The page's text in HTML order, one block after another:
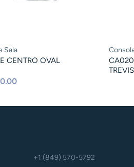
Sala
CENTRO OVAL
+1 (849) 570-5792